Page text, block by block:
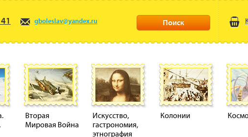
gboleslav@yandex.ru Поиск
Вторая
Мировая Война
Искусство,
гастрономия,
этнография
Колонии